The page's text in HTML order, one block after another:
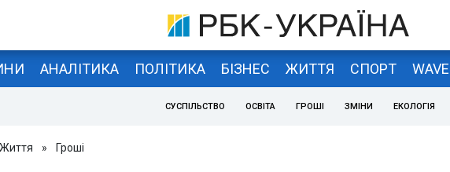
АНАЛІТИКА ПОЛІТИКА БІЗНЕС ЖИТТЯ СПОРТ WAVE
СУСПІЛЬСТВО ОСВІТА ГРОШІ ЗМІНИ ЕКОЛОГІЯ
Життя » Гроші